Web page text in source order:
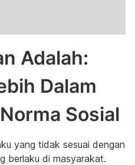
Adalah:
Dalam
Sosial
yang tidak sesuai dengan
berlaku di masyarakat.